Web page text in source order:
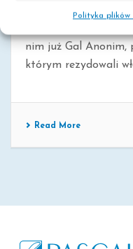
Polityka plików
Położony na
nim już Gal Anonim,
którym rezydowali
Read More